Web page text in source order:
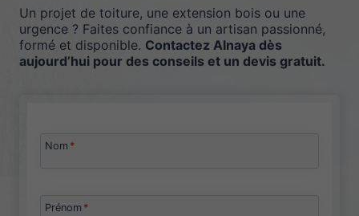
Un projet de toiture, une extension bois ou une
urgence ? Faites confiance à un artisan passionné,
formé et disponible. Contactez Alnaya dès
aujourd’hui pour des conseils et un devis gratuit.
Nom *
Prénom *